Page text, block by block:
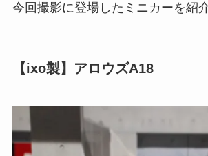
今回撮影に登場したミニカーを紹介
【ixo製】アロウズA18